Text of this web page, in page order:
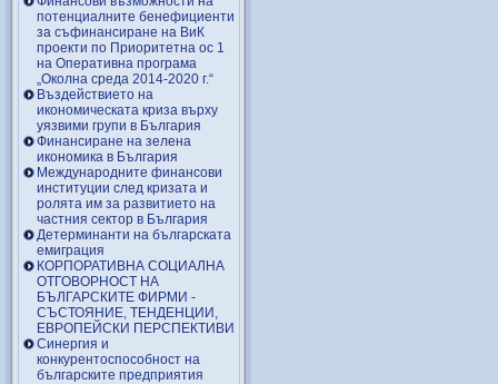
потенциалните бенефициенти
за съфинансиране на ВиК
проекти по Приоритетна ос 1
на Оперативна програма
„Околна среда 2014-2020 г.“
Въздействието на
икономическата криза върху
уязвими групи в България
Финансиране на зелена
икономика в България
Международните финансови
институции след кризата и
ролята им за развитието на
частния сектор в България
Детерминанти на българската
емиграция
КОРПОРАТИВНА СОЦИАЛНА
ОТГОВОРНОСТ НА
БЪЛГАРСКИТЕ ФИРМИ -
СЪСТОЯНИЕ, ТЕНДЕНЦИИ,
ЕВРОПЕЙСКИ ПЕРСПЕКТИВИ
Синергия и
конкурентоспособност на
българските предприятия